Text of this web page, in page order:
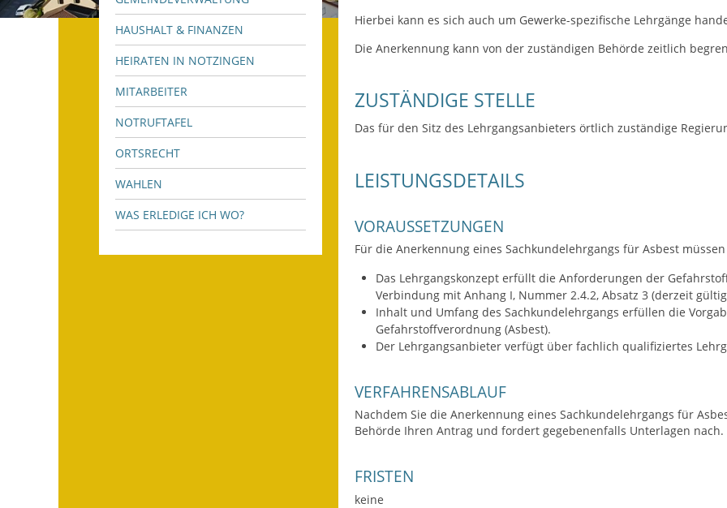
HAUSHALT & FINANZEN
HEIRATEN IN NOTZINGEN
MITARBEITER
NOTRUFTAFEL
ORTSRECHT
WAHLEN
WAS ERLEDIGE ICH WO?
Hierbei kann es sich auch um Gewerke-spezifische Lehrgänge
Die Anerkennung kann von der zuständigen Behörde zeitlich
ZUSTÄNDIGE STELLE
Das für den Sitz des Lehrgangsanbieters örtlich zuständige
LEISTUNGSDETAILS
VORAUSSETZUNGEN
Für die Anerkennung eines Sachkundelehrgangs für Asbest
Das Lehrgangskonzept erfüllt die Anforderungen der
Verbindung mit Anhang I, Nummer 2.4.2, Absatz 3 (derzeit
Inhalt und Umfang des Sachkundelehrgangs erfüllen die
Gefahrstoffverordnung (Asbest).
Der Lehrgangsanbieter verfügt über fachlich qualifiziertes
VERFAHRENSABLAUF
Nachdem Sie die Anerkennung eines Sachkundelehrgangs für
Behörde Ihren Antrag und fordert gegebenenfalls Unterlagen
FRISTEN
keine